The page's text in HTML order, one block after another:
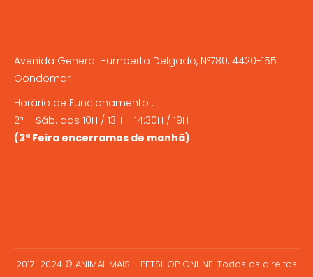
Avenida General Humberto Delgado, Nº780, 4420-155
Gondomar
Horário de Funcionamento :
2ª – Sáb. das 10H / 13H – 14:30H / 19H
(3ª Feira encerramos de manhã)
2017-2024 © ANIMAL MAIS - PETSHOP ONLINE. Todos os direitos